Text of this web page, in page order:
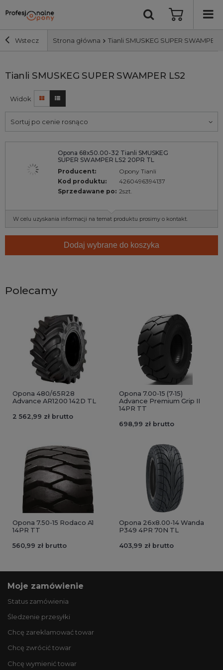
Wstecz Strona główna Tianli SMUSKEG SUPER SWAMPER
Szerokość i profil
Średnica
Producent
Wyszukaj
Tianli SMUSKEG SUPER SWAMPER LS2
Widok
Sortuj po cenie rosnąco
Opona 68x50.00-32 Tianli SMUSKEG
SUPER SWAMPER LS2 20PR TL
Producent:
Opony Tianli
Kod produktu:
4260496394137
Sprzedawane po: 2szt.
W celu uzyskania informacji na temat produktu prosimy o kontakt.
Dodaj wybrane do koszyka
Polecamy
Opona 480/65R28
Advance AR1200 142D TL
2 562,99 zł brutto
Opona 7.00-15 (7-15)
Advance Premium Grip II
14PR TT
698,99 zł brutto
Opona 7.50-15 Rodaco A1
14PR TT
560,99 zł brutto
Opona 26x8.00-14 Wanda
P349 4PR 70N TL
403,99 zł brutto
Moje zamówienie
Status zamówienia
Śledzenie przesyłki
Chcę zareklamować towar
Chcę zwrócić towar
Chcę wymienić towar